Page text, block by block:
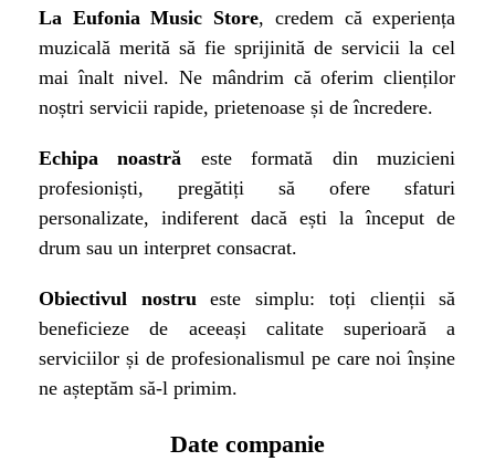
La Eufonia Music Store, credem că experiența
muzicală merită să fie sprijinită de servicii la cel
mai înalt nivel. Ne mândrim că oferim clienților
noștri servicii rapide, prietenoase și de încredere.
Echipa noastră este formată din muzicieni
profesioniști, pregătiți să ofere sfaturi
personalizate, indiferent dacă ești la început de
drum sau un interpret consacrat.
Obiectivul nostrueste simplu: toți clienții să
beneficieze de aceeași calitate superioară a
serviciilor și de profesionalismul pe care noi înșine
ne așteptăm să-l primim.
Date companie